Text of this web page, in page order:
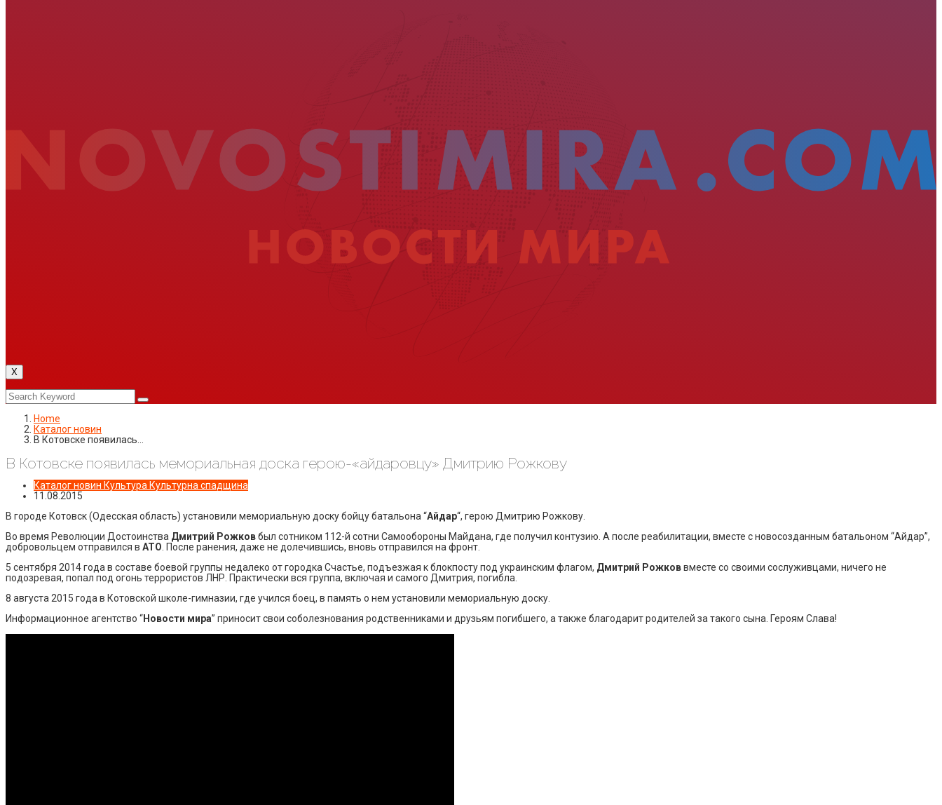
X
Home
Каталог новин
В Котовске появилась…
В Котовске появилась мемориальная доска герою-«айдаровцу» Дмитрию Рожкову
Каталог новин Культура Культурна спадщина
11.08.2015
В городе Котовск (Одесская область) установили мемориальную доску бойцу батальона “Айдар“, герою Дмитрию Рожкову.
Во время Революции Достоинства Дмитрий Рожковбыл сотником 112-й сотни Самообороны Майдана, где получил контузию. А после реабилитации, вместе с новосозданным батальоном “Айдар”,
добровольцем отправился в АТО . После ранения, даже не долечившись, вновь отправился на фронт.
5 сентября 2014 года в составе боевой группы недалеко от городка Счастье, подъезжая к блокпосту под украинским флагом, Дмитрий Рожковвместе со своими сослуживцами, ничего не
подозревая, попал под огонь террористов ЛНР. Практически вся группа, включая и самого Дмитрия, погибла.
8 августа 2015 года в Котовской школе-гимназии, где учился боец, в память о нем установили мемориальную доску.
Информационное агентство “Новости мира” приносит свои соболезнования родственниками и друзьям погибшего, а также благодарит родителей за такого сына. Героям Слава!